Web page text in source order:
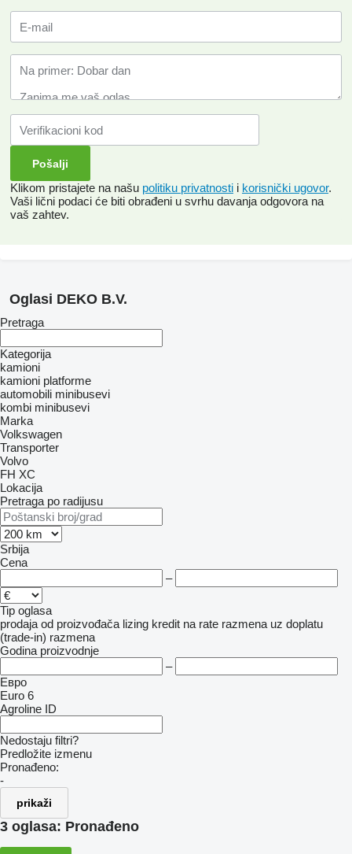
Klikom pristajete na našu politiku privatnosti i korisnički ugovor.
Vaši lični podaci će biti obrađeni u svrhu davanja odgovora na
vaš zahtev.
Oglasi DEKO B.V.
Pretraga
Kategorija
kamioni
kamioni platforme
automobili minibusevi
kombi minibusevi
Marka
Volkswagen
Transporter
Volvo
FH XC
Lokacija
Pretraga po radijusu
Srbija
Cena
–
Tip oglasa
prodaja od proizvođača lizing kredit na rate razmena uz doplatu
(trade-in) razmena
Godina proizvodnje
–
Евро
Euro 6
Agroline ID
Nedostaju filtri?
Predložite izmenu
Pronađeno:
-
prikaži
3 oglasa: Pronađeno